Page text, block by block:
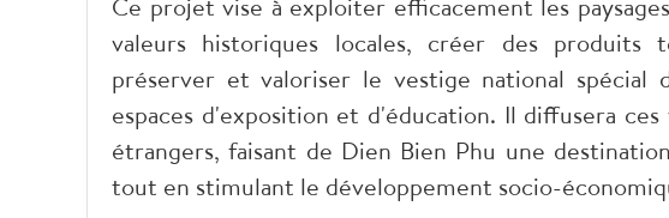
valeurs historiques locales, créer des produits
préserver et valoriser le vestige national
espaces d'exposition et d'éducation. Il diffusera
étrangers, faisant de Dien Bien Phu une
tout en stimulant le développement socio-